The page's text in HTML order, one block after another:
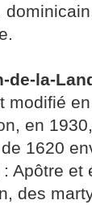
de-la-
modifié
en
1620
: Apôtre et
des